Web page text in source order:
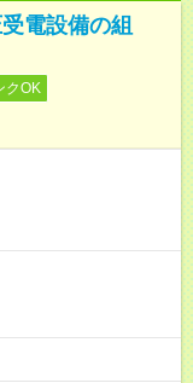
電設備の組
クOK